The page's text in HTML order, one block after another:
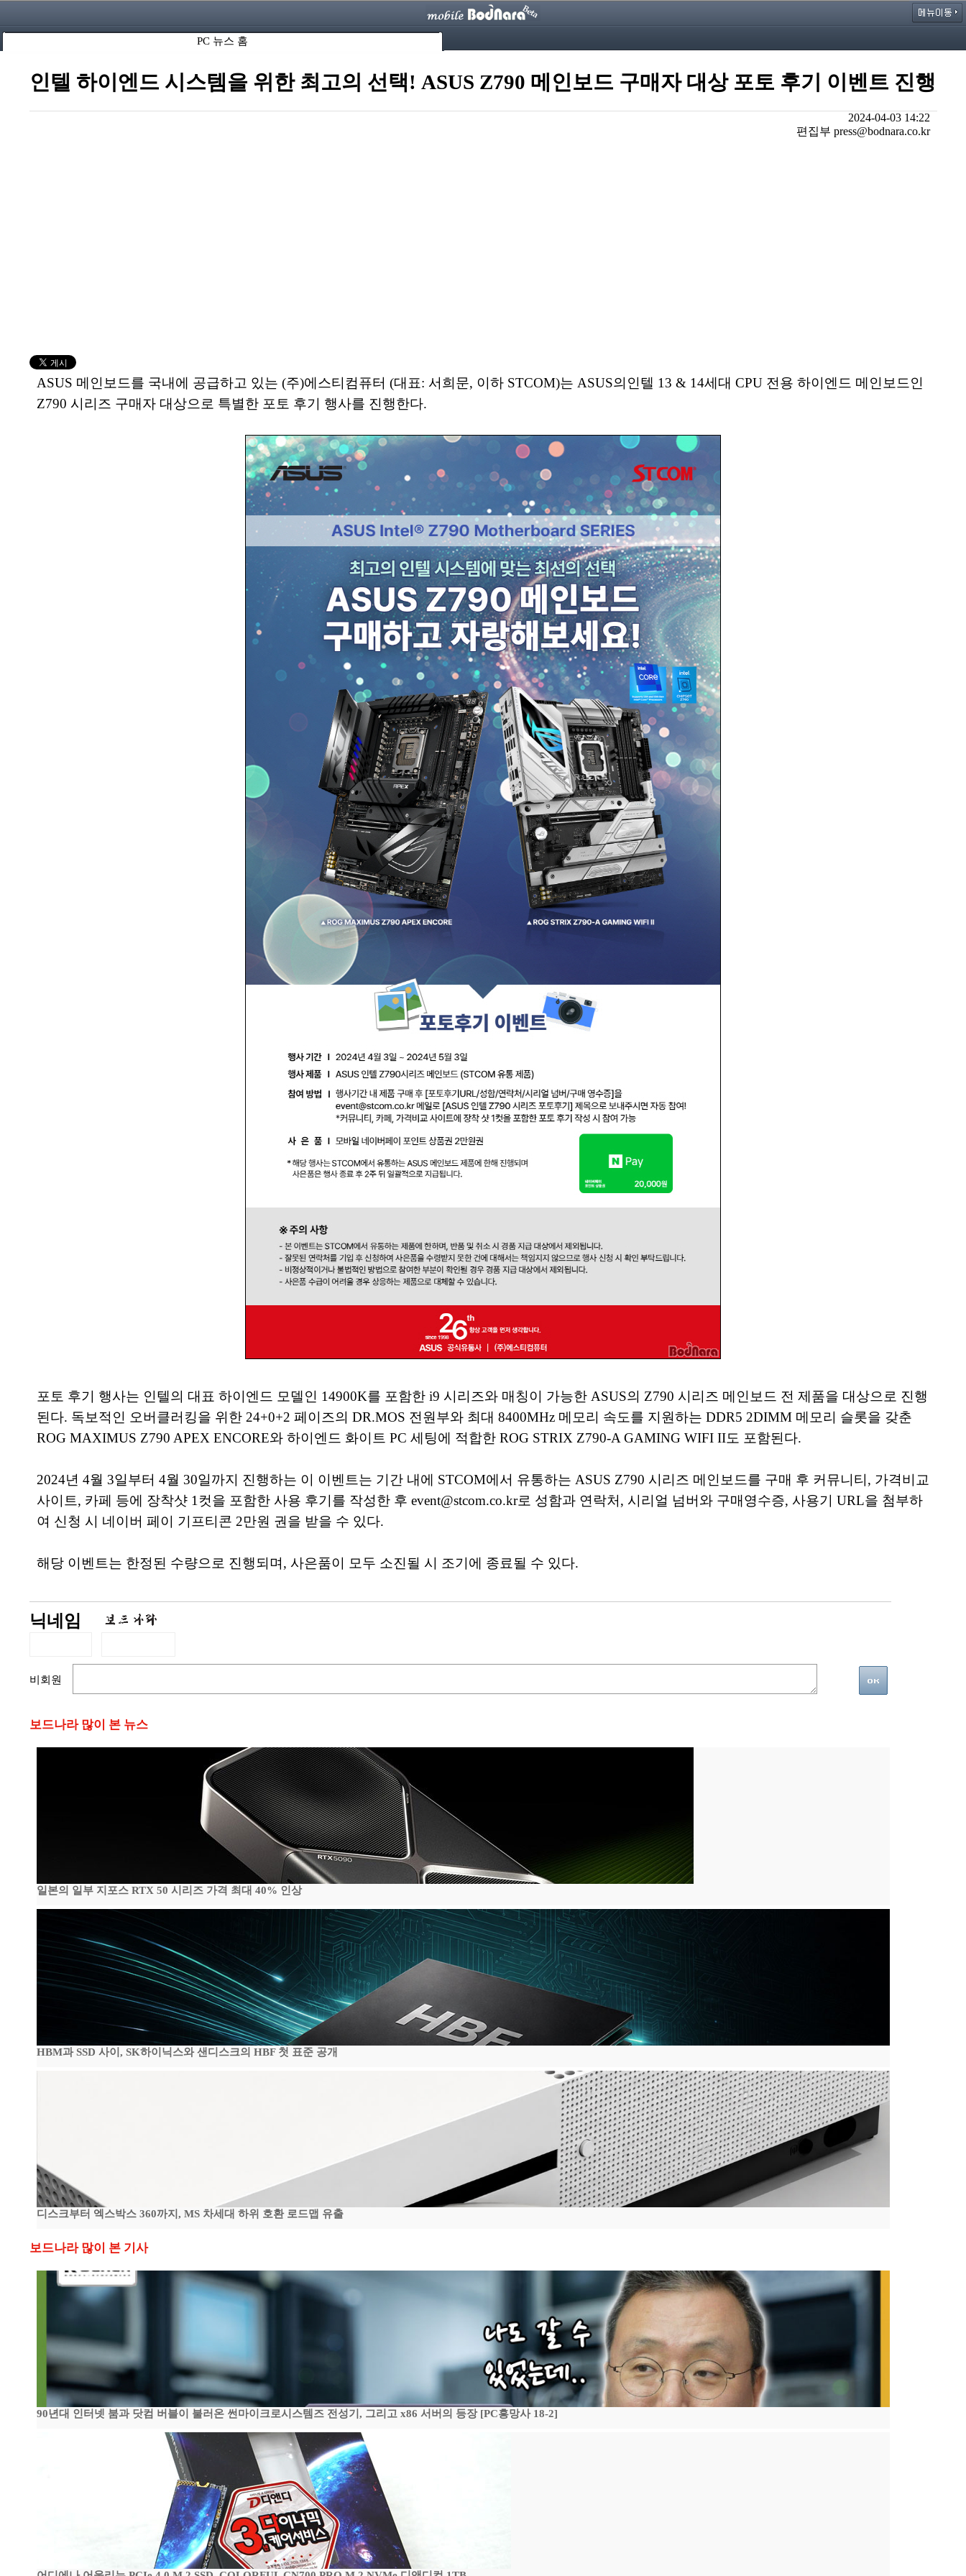
PC 뉴스 홈
인텔 하이엔드 시스템을 위한 최고의 선택! ASUS Z790 메인보드 구매자 대상 포토 후기 이벤트 진행
2024-04-03 14:22
편집부 press@bodnara.co.kr
ASUS 메인보드를 국내에 공급하고 있는 (주)에스티컴퓨터 (대표: 서희문, 이하 STCOM)는 ASUS의인텔 13 & 14세대 CPU 전용 하이엔드 메인보드인
Z790 시리즈 구매자 대상으로 특별한 포토 후기 행사를 진행한다.
포토 후기 행사는 인텔의 대표 하이엔드 모델인 14900K를 포함한 i9 시리즈와 매칭이 가능한 ASUS의 Z790 시리즈 메인보드 전 제품을 대상으로 진행
된다. 독보적인 오버클러킹을 위한 24+0+2 페이즈의 DR.MOS 전원부와 최대 8400MHz 메모리 속도를 지원하는 DDR5 2DIMM 메모리 슬롯을 갖춘
ROG MAXIMUS Z790 APEX ENCORE와 하이엔드 화이트 PC 세팅에 적합한 ROG STRIX Z790-A GAMING WIFI II도 포함된다.
2024년 4월 3일부터 4월 30일까지 진행하는 이 이벤트는 기간 내에 STCOM에서 유통하는 ASUS Z790 시리즈 메인보드를 구매 후 커뮤니티, 가격비교
사이트, 카페 등에 장착샷 1컷을 포함한 사용 후기를 작성한 후 event@stcom.co.kr로 성함과 연락처, 시리얼 넘버와 구매영수증, 사용기 URL을 첨부하
여 신청 시 네이버 페이 기프티콘 2만원 권을 받을 수 있다.
해당 이벤트는 한정된 수량으로 진행되며, 사은품이 모두 소진될 시 조기에 종료될 수 있다.
닉네임
비회원
보드나라 많이 본 뉴스
일본의 일부 지포스 RTX 50 시리즈 가격 최대 40% 인상
HBM과 SSD 사이, SK하이닉스와 샌디스크의 HBF 첫 표준 공개
디스크부터 엑스박스 360까지, MS 차세대 하위 호환 로드맵 유출
보드나라 많이 본 기사
90년대 인터넷 붐과 닷컴 버블이 불러온 썬마이크로시스템즈 전성기, 그리고 x86 서버의 등장 [PC흥망사 18-2]